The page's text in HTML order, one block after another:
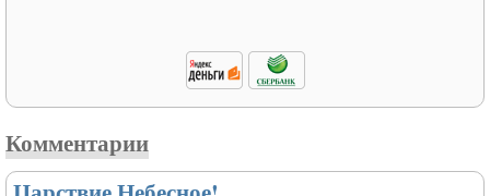
Комментарии